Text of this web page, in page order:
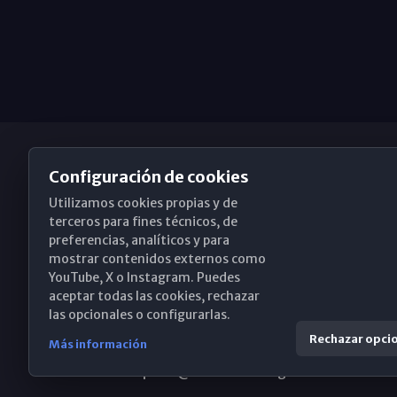
Obispado de Málaga
Santa María, 18-20. 29015 Málaga
(+34) 952 224 386
Configuración de cookies
Utilizamos cookies propias y de
terceros para fines técnicos, de
preferencias, analíticos y para
mostrar contenidos externos como
YouTube, X o Instagram. Puedes
aceptar todas las cookies, rechazar
las opcionales o configurarlas.
Más información Rechazar